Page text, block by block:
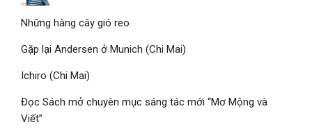
Những hàng cây gió reo
Gặp lại Andersen ở Munich (Chi Mai)
Ichiro (Chi Mai)
Đọc Sách mở chuyên mục sáng tác mới “Mơ Mộng và
Viết”